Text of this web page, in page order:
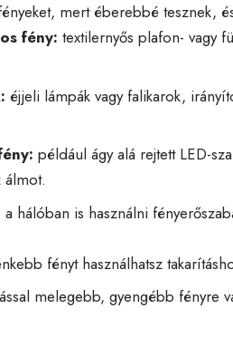
mert éberebbé tesznek,
fény: textilernyős plafon- vagy
éjjeli lámpák vagy falikarok,
például ágy alá rejtett LED-
hálóban is használni
fényt használhatsz
melegebb, gyengébb fényre